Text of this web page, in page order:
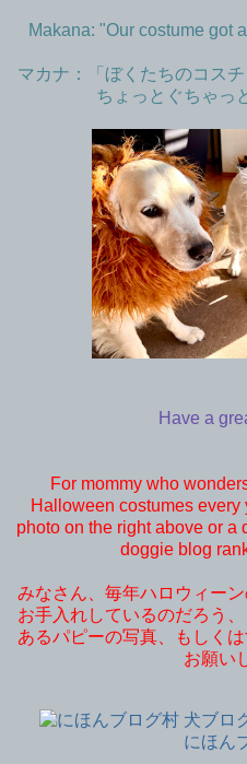
Makana: "Our costume got
マカナ：「ぼくたちのコス
ちょっとぐちゃっ
Have a
For mommy who
Halloween costumes
photo on the right above or a
doggie blog
みなさん、毎年ハロウィー
お手入れしているのだろう
あるパピーの写真、もしく
お願い
にほん